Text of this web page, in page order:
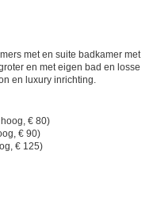
met en suite badkamer met
en met eigen bad en losse
en luxury inrichting.
€ 80)
€ 90)
€ 125)